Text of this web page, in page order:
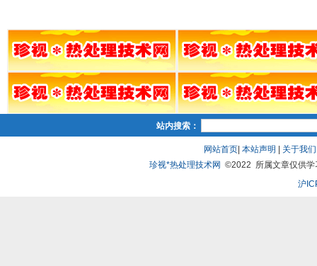
站内搜索：
网站首页| 本站声明 关于我们
珍视*热处理技术网 ©2022 所属文章仅供学
沪